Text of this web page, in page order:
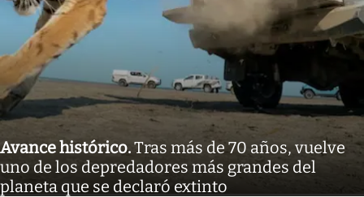
Avance histórico.Tras más de 70 años, vuelve
uno de los depredadores más grandes del
planeta que se declaró extinto